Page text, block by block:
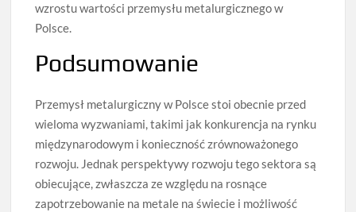
wzrostu wartości przemysłu metalurgicznego w
Polsce.
Podsumowanie
Przemysł metalurgiczny w Polsce stoi obecnie przed
wieloma wyzwaniami, takimi jak konkurencja na rynku
międzynarodowym i konieczność zrównoważonego
rozwoju. Jednak perspektywy rozwoju tego sektora są
obiecujące, zwłaszcza ze względu na rosnące
zapotrzebowanie na metale na świecie i możliwość